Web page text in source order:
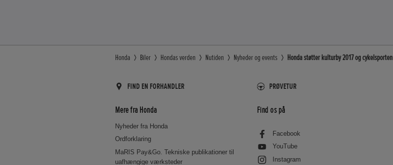
Honda Biler Hondas verden Nutiden Nyheder og events Honda støtter kulturby 2017 og cykelsporten
FIND EN FORHANDLER PRØVETUR
Mere fra Honda
Nyheder fra Honda
Ordforklaring
MaRIS Pay&Go. Tekniske publikationer til
uafhængige værksteder
Find os på
Facebook
YouTube
Instagram